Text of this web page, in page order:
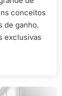
Dicas
conceitos
de ganho.
exclusivas